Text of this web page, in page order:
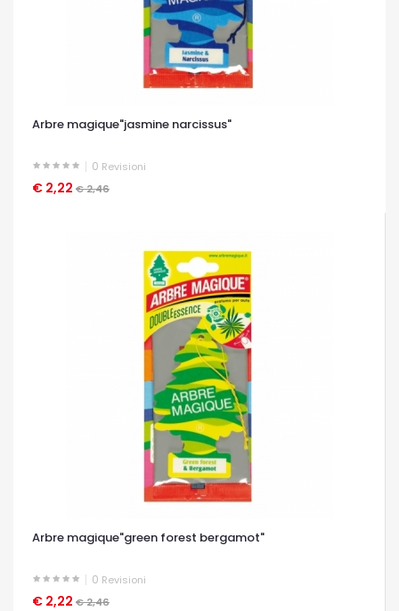
Arbre magique"jasmine narcissus"
0 Revisioni
€ 2,22 € 2,46
OCCHIATA VELOCE
Arbre magique"green forest bergamot"
0 Revisioni
€ 2,22 € 2,46
OCCHIATA VELOCE